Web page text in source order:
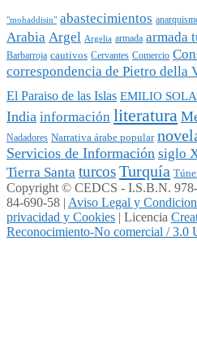
"mohaddisin" abastecimientos
Arabia Argel Argelia armada armada
Barbarroja cautivos Cervantes Comercio
correspondencia de Pietro della
El Paraiso de las Islas EMILIO SOLA
India información literatura
Nadadores Narrativa árabe popular
Servicios de Información siglo
Tierra Santa turcosTurquía
Copyright © CEDCS - I.S.B.N.
84-690-58 | Aviso Legal y
privacidad y Cookies | Licencia
Reconocimiento-No comercial / 3.0